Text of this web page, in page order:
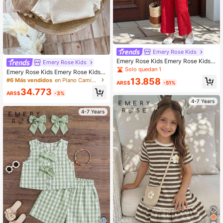
Emery Rose Kids
Emery Rose Kids Emery Rose Kids S
et de 4 camisetas casuales de cuell
as para niñas jóvenes
#6 Más vendidos en Plano Camisetas para chicas jóvenes
ARS$34.773 -3%
4-7 Years
Emery Rose Kids
Emery Rose Kids Emery Rose Kids
Conjunto de 2 piezas para niña jove
n con top de tirantes tejido de unico
lor y pantalones largos
Solo quedan 1
ARS$13.858 -51%
4-7 Years